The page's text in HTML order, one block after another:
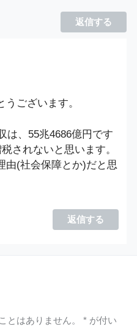
返信する
ございます。
は、55兆4686億円です
されないと思います。
由(社会保障とか)だと思
返信する
とはありません。 *が付い